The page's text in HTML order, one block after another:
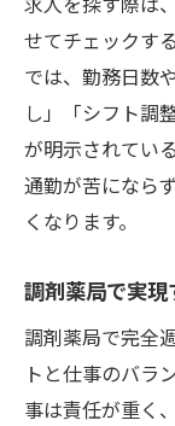
完全
調剤薬
人の探
完全週
の理由
つけ方
長く働
ト
正社員で
せてチェックす
では、勤務日数
し」「シフト調
が明示されてい
通勤が苦になら
くなります。
調剤薬局で実
調剤薬局で完全
トと仕事のバラ
事は責任が重く